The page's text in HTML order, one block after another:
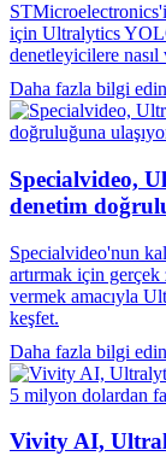
için Ultralytics
denetleyicilere nasıl
Daha fazla bilgi edin
Specialvideo,
denetim
Specialvideo'nun
artırmak için gerçek
vermek amacıyla
keşfet.
Daha fazla bilgi edin
Vivity AI,